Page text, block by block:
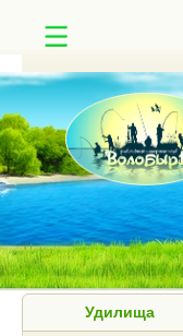
Удилища